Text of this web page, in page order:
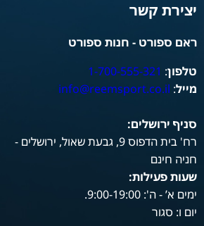
יצירת קשר
ראם ספורט - חנות ספורט
טלפון:
1-700-555-321
מייל:
info@reemsport.co.il
סניף ירושלים:
רח' בית הדפוס 9, גבעת שאול, ירושלים -
חניה חינם
שעות פעילות:
ימים א’ - ה': 9:00-19:00.
יום ו: סגור